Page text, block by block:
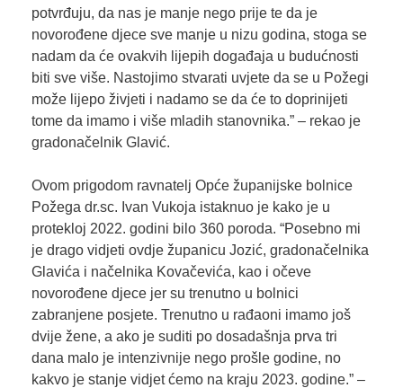
potvrđuju, da nas je manje nego prije te da je
novorođene djece sve manje u nizu godina, stoga se
nadam da će ovakvih lijepih događaja u budućnosti
biti sve više. Nastojimo stvarati uvjete da se u Požegi
može lijepo živjeti i nadamo se da će to doprinijeti
tome da imamo i više mladih stanovnika.” – rekao je
gradonačelnik Glavić.
Ovom prigodom ravnatelj Opće županijske bolnice
Požega dr.sc. Ivan Vukoja istaknuo je kako je u
protekloj 2022. godini bilo 360 poroda. “Posebno mi
je drago vidjeti ovdje županicu Jozić, gradonačelnika
Glavića i načelnika Kovačevića, kao i očeve
novorođene djece jer su trenutno u bolnici
zabranjene posjete. Trenutno u rađaoni imamo još
dvije žene, a ako je suditi po dosadašnja prva tri
dana malo je intenzivnije nego prošle godine, no
kakvo je stanje vidjet ćemo na kraju 2023. godine.” –